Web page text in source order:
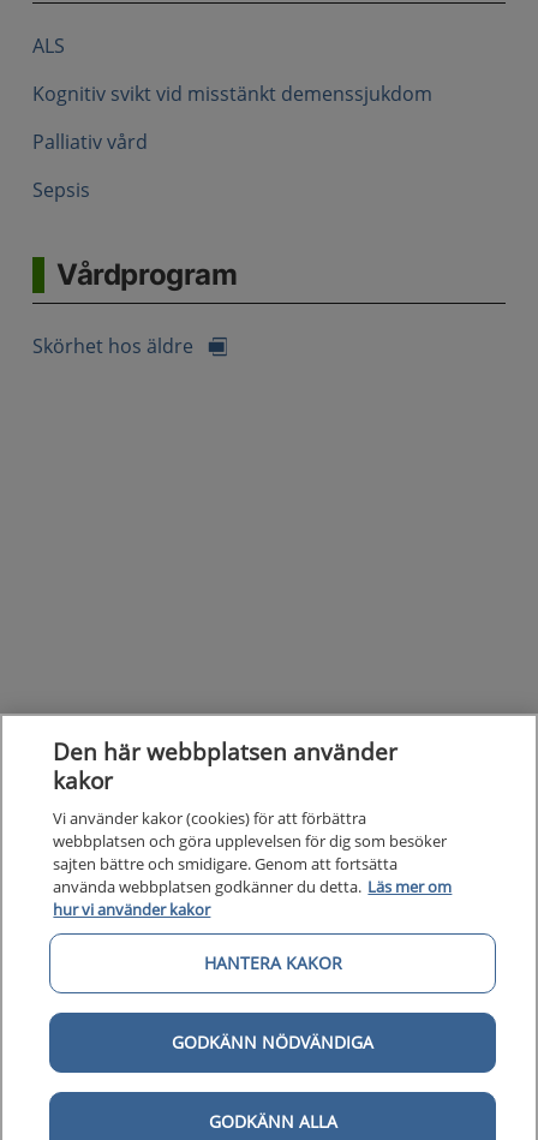
ALS
Kognitiv svikt vid misstänkt demenssjukdom
Palliativ vård
Sepsis
Vårdprogram
Skörhet hos äldre
Kunskapsstöd
Om 1177 för vårdpersonal Om
Digital tillgänglighet
Den här webbplatsen använder
kakor
Vi använder kakor (cookies) för att förbättra
webbplatsen och göra upplevelsen för dig som besöker
sajten bättre och smidigare. Genom att fortsätta
använda webbplatsen godkänner du detta. Läs mer om
hur vi använder kakor
HANTERA KAKOR
GODKÄNN NÖDVÄNDIGA
GODKÄNN ALLA